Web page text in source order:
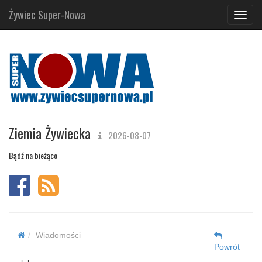
Żywiec Super-Nowa
Ziemia Żywiecka 2026-08-07
Bądź na bieżąco
Wiadomości
Powrót